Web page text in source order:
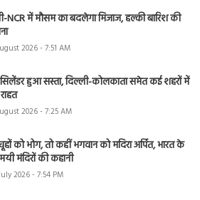
NCR में मौसम का बदलेगा मिजाज, हल्की बारिश की
2026 - 7:51 AM
हुआ सस्ता, दिल्ली-कोलकाता समेत कई शहरों में
2026 - 7:25 AM
को भोग, तो कहीं भगवान को मदिरा अर्पित, भारत के
मंदिरों की कहानी
2026 - 7:54 PM